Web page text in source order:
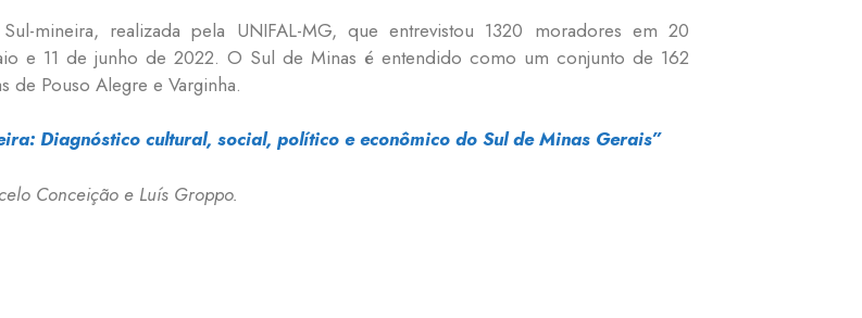
mineira, realizada pela UNIFAL-MG, que entrevistou 1320 moradores em 20
e 11 de junho de 2022. O Sul de Minas é entendido como um conjunto de 162
de Pouso Alegre e Varginha.
Diagnóstico cultural, social, político e econômico do Sul de Minas Gerais”
Conceição e Luís Groppo.